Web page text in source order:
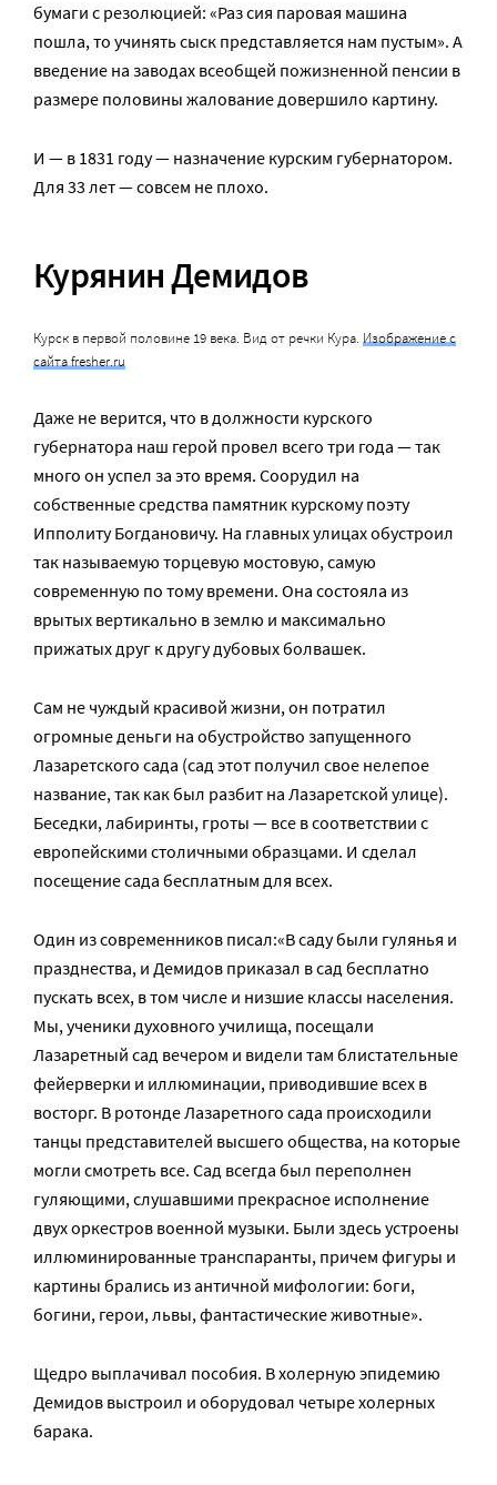
бумаги с резолюцией: «Раз сия паровая машина
пошла, то учинять сыск представляется нам пустым». А
введение на заводах всеобщей пожизненной пенсии в
размере половины жалование довершило картину.
И — в 1831 году — назначение курским губернатором.
Для 33 лет — совсем не плохо.
Курянин Демидов
Курск в первой половине 19 века. Вид от речки Кура. Изображение с
сайта fresher.ru
Даже не верится, что в должности курского
губернатора наш герой провел всего три года — так
много он успел за это время. Соорудил на
собственные средства памятник курскому поэту
Ипполиту Богдановичу. На главных улицах обустроил
так называемую торцевую мостовую, самую
современную по тому времени. Она состояла из
врытых вертикально в землю и максимально
прижатых друг к другу дубовых болвашек.
Сам не чуждый красивой жизни, он потратил
огромные деньги на обустройство запущенного
Лазаретского сада (сад этот получил свое нелепое
название, так как был разбит на Лазаретской улице).
Беседки, лабиринты, гроты — все в соответствии с
европейскими столичными образцами. И сделал
посещение сада бесплатным для всех.
Один из современников писал:«В саду были гулянья и
празднества, и Демидов приказал в сад бесплатно
пускать всех, в том числе и низшие классы населения.
Мы, ученики духовного училища, посещали
Лазаретный сад вечером и видели там блистательные
фейерверки и иллюминации, приводившие всех в
восторг. В ротонде Лазаретного сада происходили
танцы представителей высшего общества, на которые
могли смотреть все. Сад всегда был переполнен
гуляющими, слушавшими прекрасное исполнение
двух оркестров военной музыки. Были здесь устроены
иллюминированные транспаранты, причем фигуры и
картины брались из античной мифологии: боги,
богини, герои, львы, фантастические животные».
Щедро выплачивал пособия. В холерную эпидемию
Демидов выстроил и оборудовал четыре холерных
барака.